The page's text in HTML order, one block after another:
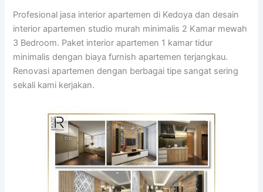
Profesional jasa interior apartemen di Kedoya dan desain
interior apartemen studio murah minimalis 2 Kamar mewah
3 Bedroom. Paket interior apartemen 1 kamar tidur
minimalis dengan biaya furnish apartemen terjangkau.
Renovasi apartemen dengan berbagai tipe sangat sering
sekali kami kerjakan.